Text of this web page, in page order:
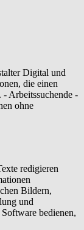
Digital und
die einen
- Arbeitssuchende -
ohne
redigieren
Bildern,
und
bedienen,